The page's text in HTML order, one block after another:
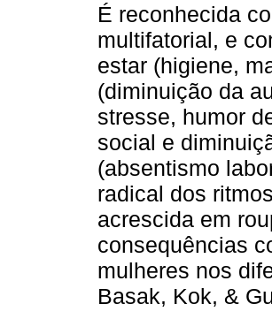
É reconhecida
multifatorial, e
estar (higiene,
(diminuição da
stresse, humor
social e
(absentismo
radical dos
acrescida em
consequências
mulheres nos
Basak, Kok, &